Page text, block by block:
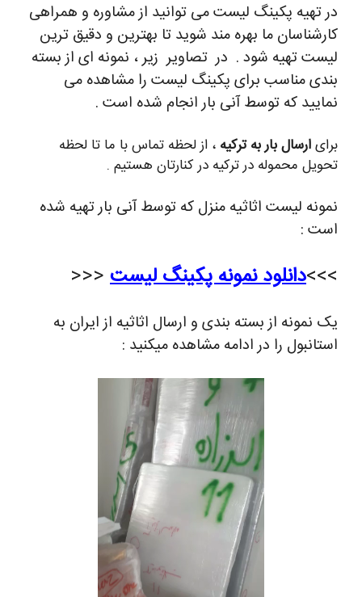
در تهیه پکینگ لیست می توانید از مشاوره و همراهی
کارشناسان ما بهره مند شوید تا بهترین و دقیق ترین
لیست تهیه شود . در تصاویر زیر ، نمونه ای از بسته
بندی مناسب برای پکینگ لیست را مشاهده می
نمایید که توسط آنی بار انجام شده است .
برایارسال بار به ترکیه ، از لحظه تماس با ما تا لحظه
تحویل محموله در ترکیه در کنارتان هستیم .
نمونه لیست اثاثیه منزل که توسط آنی بار تهیه شده
است :
>>>دانلود نمونه پکینگ لیست <<<
یک نمونه از بسته بندی و ارسال اثاثیه از ایران به
استانبول را در ادامه مشاهده میکنید :